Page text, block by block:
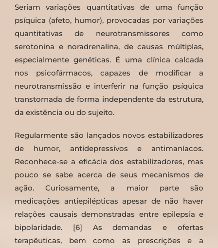
Seriam variações quantitativas de uma função
psíquica (afeto, humor), provocadas por variações
quantitativas de neurotransmissores como
serotonina e noradrenalina, de causas múltiplas,
especialmente genéticas. É uma clínica calcada
nos psicofármacos, capazes de modificar a
neurotransmissão e interferir na função psíquica
transtornada de forma independente da estrutura,
da existência ou do sujeito.
Regularmente são lançados novos estabilizadores
de humor, antidepressivos e antimaníacos.
Reconhece-se a eficácia dos estabilizadores, mas
pouco se sabe acerca de seus mecanismos de
ação. Curiosamente, a maior parte são
medicações antiepilépticas apesar de não haver
relações causais demonstradas entre epilepsia e
bipolaridade. [6] As demandas e ofertas
terapêuticas, bem como as prescrições e a